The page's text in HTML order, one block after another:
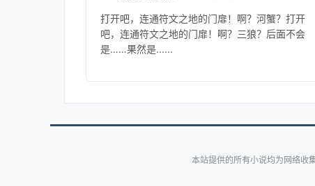
打开吧，连通符文之地的门扉！啊？河蟹？打开
吧，连通符文之地的门扉！啊？三狼？后面不会
是……果然是......
本站提供的所有小说均为网络收